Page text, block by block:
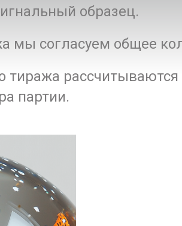
образец.
мы согласуем общее
тиража
партии.